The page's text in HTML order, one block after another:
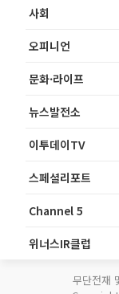
사회
오피니언
문화·라이프
뉴스발전소
이투데이TV
스페셜리포트
Channel 5
위너스IR클럽
무단전재